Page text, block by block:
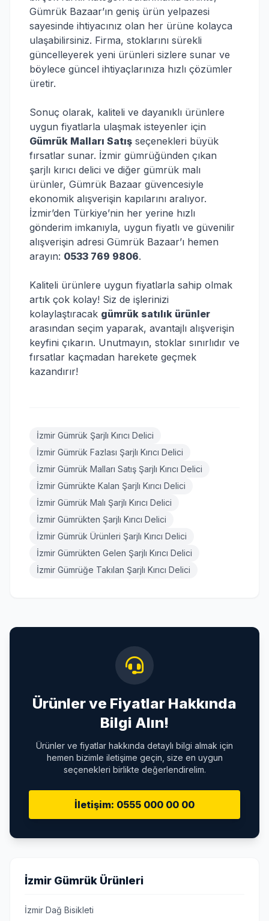
Gümrük Bazaar’ın geniş ürün yelpazesi
sayesinde ihtiyacınız olan her ürüne kolayca
ulaşabilirsiniz. Firma, stoklarını sürekli
güncelleyerek yeni ürünleri sizlere sunar ve
böylece güncel ihtiyaçlarınıza hızlı çözümler
üretir.
Sonuç olarak, kaliteli ve dayanıklı ürünlere
uygun fiyatlarla ulaşmak isteyenler için
Gümrük Malları Satış seçenekleri büyük
fırsatlar sunar. İzmir gümrüğünden çıkan
şarjlı kırıcı delici ve diğer gümrük malı
ürünler, Gümrük Bazaar güvencesiyle
ekonomik alışverişin kapılarını aralıyor.
İzmir’den Türkiye’nin her yerine hızlı
gönderim imkanıyla, uygun fiyatlı ve güvenilir
alışverişin adresi Gümrük Bazaar’ı hemen
arayın: 0533 769 9806.
Kaliteli ürünlere uygun fiyatlarla sahip olmak
artık çok kolay! Siz de işlerinizi
kolaylaştıracak gümrük satılık ürünler
arasından seçim yaparak, avantajlı alışverişin
keyfini çıkarın. Unutmayın, stoklar sınırlıdır ve
fırsatlar kaçmadan harekete geçmek
kazandırır!
İzmir Gümrük Şarjlı Kırıcı Delici
İzmir Gümrük Fazlası Şarjlı Kırıcı Delici
İzmir Gümrük Malları Satış Şarjlı Kırıcı Delici
İzmir Gümrükte Kalan Şarjlı Kırıcı Delici
İzmir Gümrük Malı Şarjlı Kırıcı Delici
İzmir Gümrükten Şarjlı Kırıcı Delici
İzmir Gümrük Ürünleri Şarjlı Kırıcı Delici
İzmir Gümrükten Gelen Şarjlı Kırıcı Delici
İzmir Gümrüğe Takılan Şarjlı Kırıcı Delici
Ürünler ve Fiyatlar Hakkında
Bilgi Alın!
Ürünler ve fiyatlar hakkında detaylı bilgi almak için
hemen bizimle iletişime geçin, size en uygun
seçenekleri birlikte değerlendirelim.
İletişim: 0555 000 00 00
İzmir Gümrük Ürünleri
İzmir Dağ Bisikleti